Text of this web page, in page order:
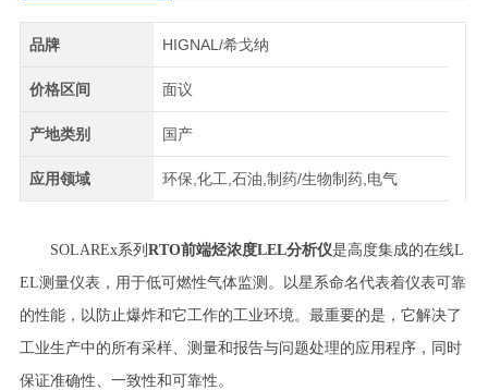
品牌 HIGNAL/希戈纳
价格区间 面议
产地类别 国产
应用领域 环保,化工,石油,制药/生物制药,电气
SOLAREx系列 RTO前端烃浓度LEL分析仪是高度集成的在线L
EL测量仪表，用于低可燃性气体监测。以星系命名代表着仪表可靠
的性能，以防止爆炸和它工作的工业环境。最重要的是，它解决了
工业生产中的所有采样、测量和报告与问题处理的应用程序，同时
保证准确性、一致性和可靠性。